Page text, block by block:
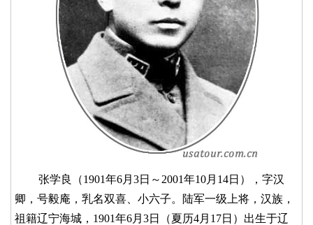
张学良（1901年6月3日～2001年10月14日），字汉
卿，号毅庵，乳名双喜、小六子。陆军一级上将，汉族，
祖籍辽宁海城，1901年6月3日（夏历4月17日）出生于辽